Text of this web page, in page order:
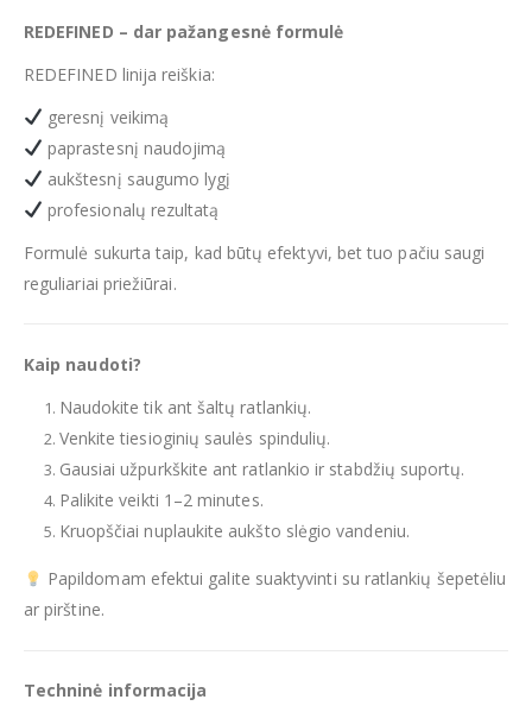
REDEFINED – dar pažangesnė formulė
REDEFINED linija reiškia:
geresnį veikimą
paprastesnį naudojimą
aukštesnį saugumo lygį
profesionalų rezultatą
Formulė sukurta taip, kad būtų efektyvi, bet tuo pačiu saugi
reguliariai priežiūrai.
Kaip naudoti?
Naudokite tik ant šaltų ratlankių.
Venkite tiesioginių saulės spindulių.
Gausiai užpurkškite ant ratlankio ir stabdžių suportų.
Palikite veikti 1–2 minutes.
Kruopščiai nuplaukite aukšto slėgio vandeniu.
Papildomam efektui galite suaktyvinti su ratlankių šepetėliu
ar pirštine.
Techninė informacija